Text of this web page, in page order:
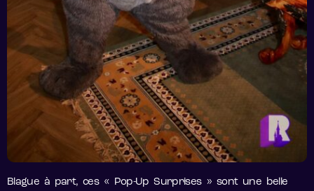
Blague à part, ces « Pop-Up Surprises » sont une belle